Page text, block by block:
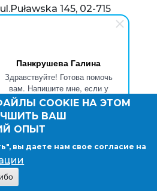
Панкрушева Галина
Здравствуйте! Готова помочь
вам. Напишите мне, если у
вас появятся вопросы.
РФ
компании
145, 02-715
COOKIE НА ЭТОМ
ВАШ
ОПЫТ
вы даете нам свое согласие на